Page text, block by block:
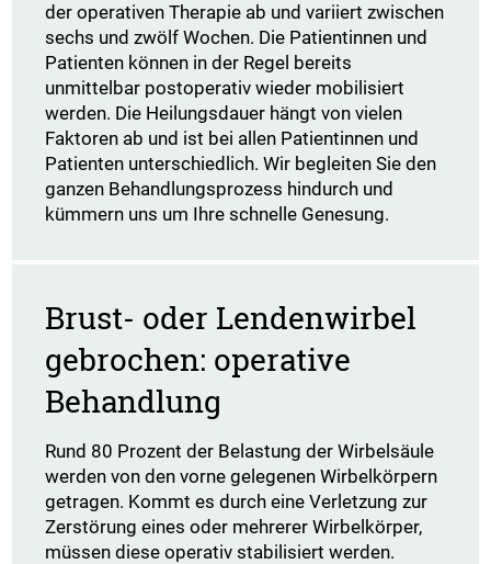
der operativen Therapie ab und variiert zwischen
sechs und zwölf Wochen. Die Patientinnen und
Patienten können in der Regel bereits
unmittelbar postoperativ wieder mobilisiert
werden. Die Heilungsdauer hängt von vielen
Faktoren ab und ist bei allen Patientinnen und
Patienten unterschiedlich. Wir begleiten Sie den
ganzen Behandlungsprozess hindurch und
kümmern uns um Ihre schnelle Genesung.
Brust- oder Lendenwirbel
gebrochen: operative
Behandlung
Rund 80 Prozent der Belastung der Wirbelsäule
werden von den vorne gelegenen Wirbelkörpern
getragen. Kommt es durch eine Verletzung zur
Zerstörung eines oder mehrerer Wirbelkörper,
müssen diese operativ stabilisiert werden.